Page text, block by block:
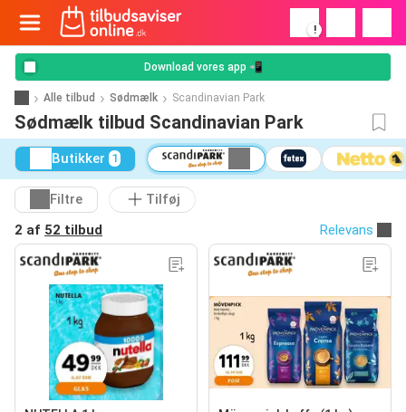
!
Download vores app 📲
Alle tilbud Sødmælk Scandinavian Park
Sødmælk tilbud Scandinavian Park
Butikker 1
Filtre
Tilføj
2 af 52 tilbud Relevans